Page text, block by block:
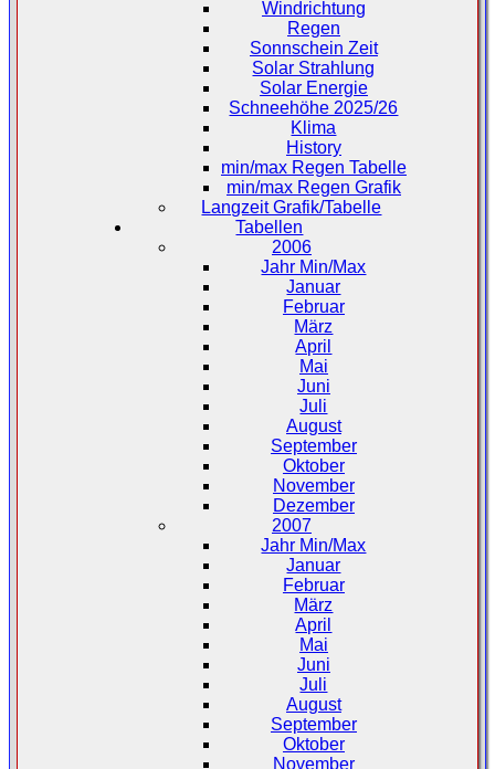
Windrichtung
Regen
Sonnschein Zeit
Solar Strahlung
Solar Energie
Schneehöhe 2025/26
Klima
History
min/max Regen Tabelle
min/max Regen Grafik
Langzeit Grafik/Tabelle
Tabellen
2006
Jahr Min/Max
Januar
Februar
März
April
Mai
Juni
Juli
August
September
Oktober
November
Dezember
2007
Jahr Min/Max
Januar
Februar
März
April
Mai
Juni
Juli
August
September
Oktober
November